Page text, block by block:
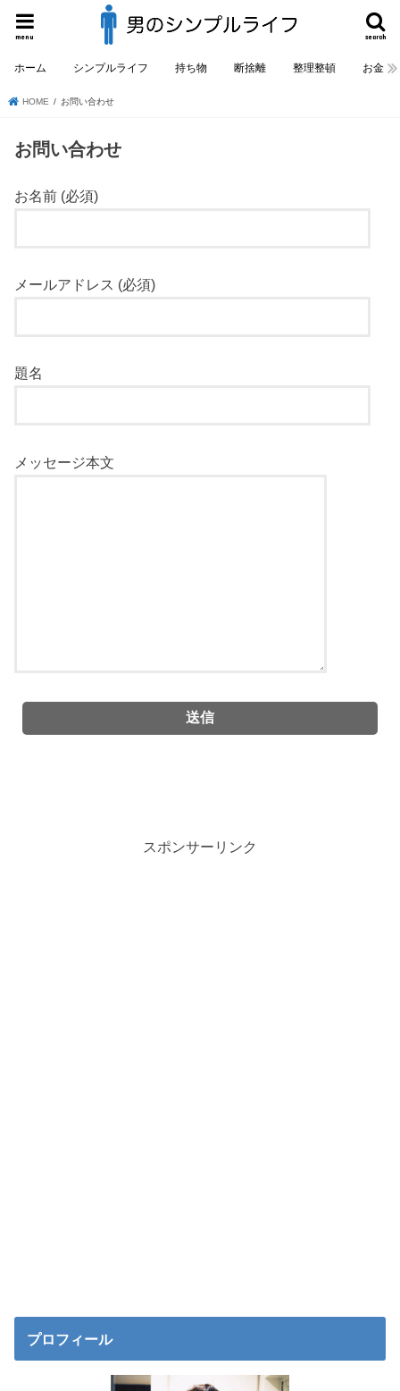
search
menu
ホーム シンプルライフ 持ち物 断捨離 整理整頓 お金
HOME お問い合わせ
お問い合わせ
お名前 (必須)
メールアドレス (必須)
題名
メッセージ本文
スポンサーリンク
プロフィール